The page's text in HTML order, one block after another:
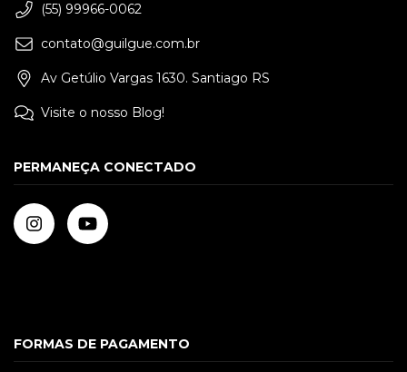
(55) 99966-0062
contato@guilgue.com.br
Av Getúlio Vargas 1630. Santiago RS
Visite o nosso Blog!
PERMANEÇA CONECTADO
FORMAS DE PAGAMENTO